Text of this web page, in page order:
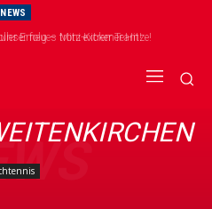
NEWS
Erfolg – trotz extremer Hitze!
neues Mini-Kicker Team!